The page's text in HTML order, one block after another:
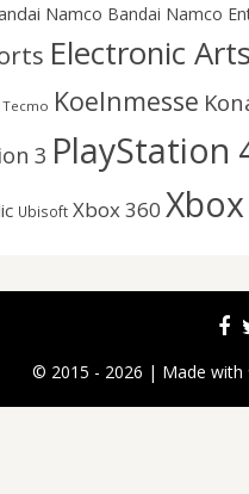
Namco Bandai Namco
Electronic
Tecmo Koelnmesse
3 PlayStation
Ubisoft Xbox 360
© 2015 - 2026 | Made